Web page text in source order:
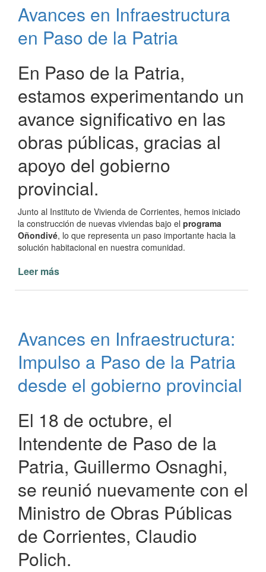
mejora
de
infraestructura
Avances en Infraestructura
en Paso de la Patria
En Paso de la Patria,
estamos experimentando un
avance significativo en las
obras públicas, gracias al
apoyo del gobierno
provincial.
Junto al Instituto de Vivienda de Corrientes, hemos iniciado
la construcción de nuevas viviendas bajo el programa
Oñondivé, lo que representa un paso importante hacia la
solución habitacional en nuestra comunidad.
Leer más
Paso
de
la
Patria
Avances en Infraestructura:
Impulso a Paso de la Patria
desde el gobierno provincial
El 18 de octubre, el
Intendente de Paso de la
Patria, Guillermo Osnaghi,
se reunió nuevamente con el
Ministro de Obras Públicas
de Corrientes, Claudio
Polich.